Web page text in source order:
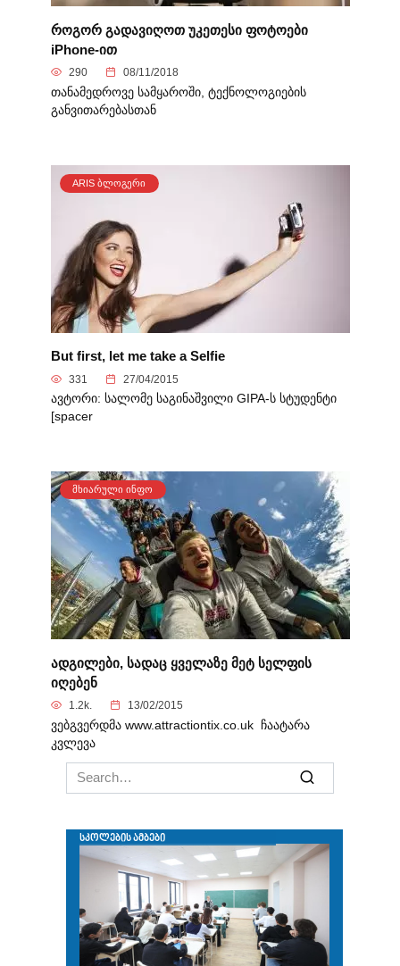
როგორ გადავიღოთ უკეთესი ფოტოები
iPhone-ით
290 08/11/2018
თანამედროვე სამყაროში, ტექნოლოგიების
განვითარებასთან
ARIS ᲑᲚᲝᲒᲔᲠᲘ
But first, let me take a Selfie
331 27/04/2015
ავტორი: სალომე საგინაშვილი GIPA-ს სტუდენტი
[spacer
ᲛᲮᲘᲐᲠᲣᲚᲘ ᲘᲜᲤᲝ
ადგილები, სადაც ყველაზე მეტ სელფის
იღებენ
1.2k. 13/02/2015
ვებგვერდმა www.attractiontix.co.uk ჩაატარა
კვლევა
Search
for: